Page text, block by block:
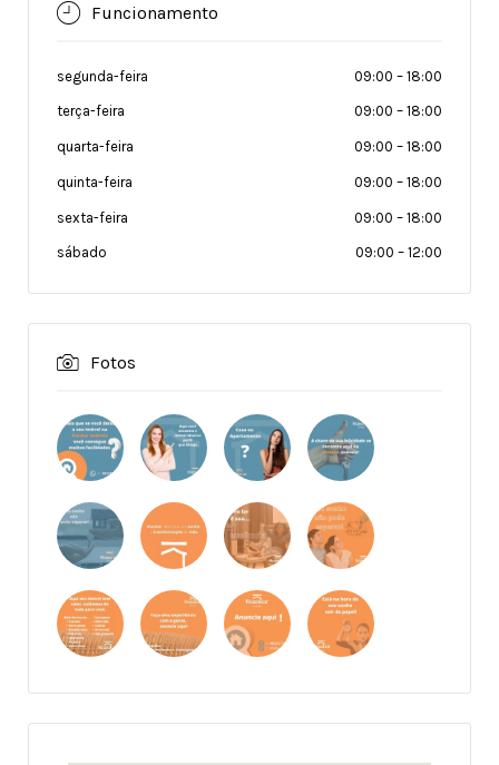
Funcionamento
segunda-feira 09:00 – 18:00
terça-feira 09:00 – 18:00
quarta-feira 09:00 – 18:00
quinta-feira 09:00 – 18:00
sexta-feira 09:00 – 18:00
sábado 09:00 – 12:00
Fotos